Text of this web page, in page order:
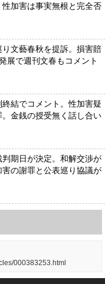
加害は事実無根と完全否
文藝春秋を提訴。損害賠
展で週刊文春もコメント
結でコメント。性加害疑
金銭の授受無く話し合い
期日が決定。和解交渉が
の謝罪と公表巡り協議が
000383253.html